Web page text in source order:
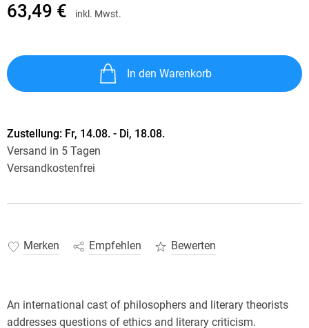
63,49 € inkl. Mwst.
In den Warenkorb
Zustellung: Fr, 14.08. - Di, 18.08.
Versand in 5 Tagen
Versandkostenfrei
Merken Empfehlen Bewerten
An international cast of philosophers and literary theorists
addresses questions of ethics and literary criticism.